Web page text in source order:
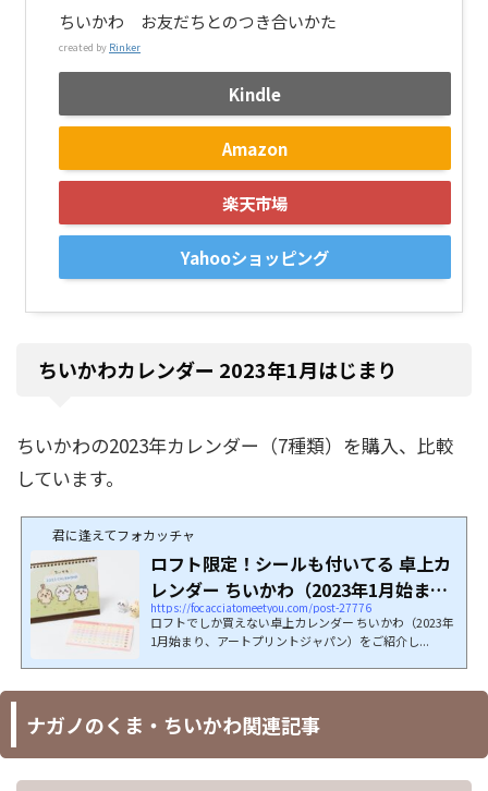
ちいかわ お友だちとのつき合いかた
created by Rinker
Kindle
Amazon
楽天市場
Yahooショッピング
ちいかわカレンダー 2023年1月はじまり
ちいかわの2023年カレンダー（7種類）を購入、比較
しています。
君に逢えてフォカッチャ
ロフト限定！シールも付いてる 卓上カ
レンダー ちいかわ（2023年1月始ま
り、アート...
https://focacciatomeetyou.com/post-27776
ロフトでしか買えない卓上カレンダー ちいかわ（2023年
1月始まり、アートプリントジャパン）をご紹介し...
ナガノのくま・ちいかわ関連記事